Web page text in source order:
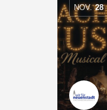
NOV. 28